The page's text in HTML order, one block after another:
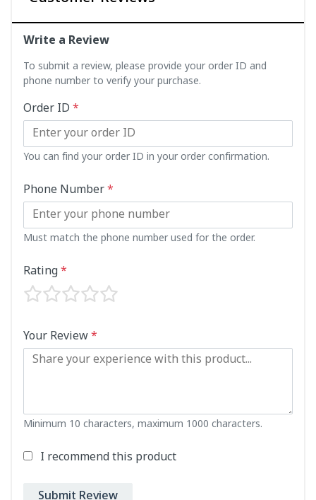
Write a Review
To submit a review, please provide your order ID and
phone number to verify your purchase.
Order ID *
You can find your order ID in your order confirmation.
Phone Number*
Must match the phone number used for the order.
Rating*
Your Review*
Minimum 10 characters, maximum 1000 characters.
I recommend this product
Submit Review